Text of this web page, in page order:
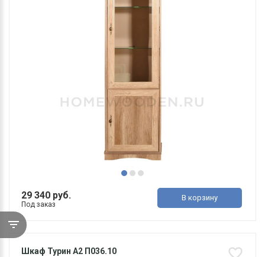
29 340 руб.
Под заказ
В корзину
Шкаф Турин А2 П036.10